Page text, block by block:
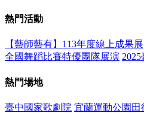
熱門活動
【藝師藝有】113年度線上成果展
全國舞蹈比賽特優團隊展演
熱門場地
臺中國家歌劇院 宜蘭運動公園田